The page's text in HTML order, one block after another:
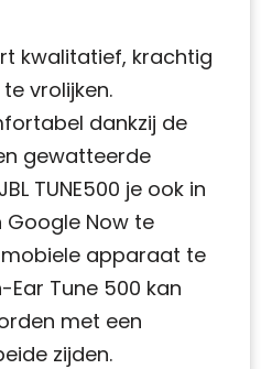
kwalitatief, krachtig
vrolijken.
dankzij de
gewatteerde
TUNE500 je ook in
Now te
apparaat te
Ear Tune 500 kan
met een
zijden.